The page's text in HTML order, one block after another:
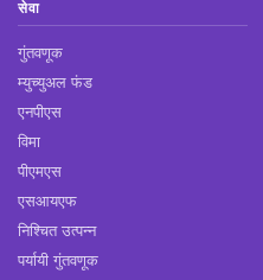
सेवा
गुंतवणूक
म्युच्युअल फंड
एनपीएस
विमा
पीएमएस
एसआयएफ
निश्चित उत्पन्न
पर्यायी गुंतवणूक